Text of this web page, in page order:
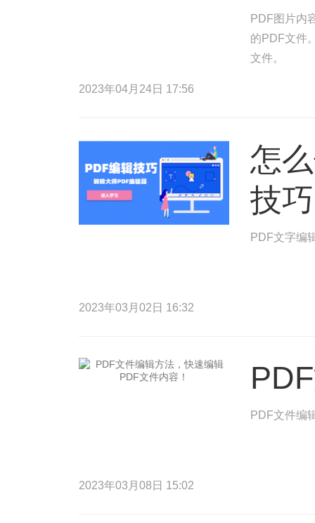
PDF图片内
的PDF文件
文件。
2023年04月24日 17:56
怎
技巧
PDF文字编
2023年03月02日 16:32
PDF文件编
2023年03月08日 15:02